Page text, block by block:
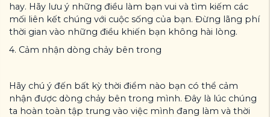
hay. Hãy lưu ý những điều làm bạn vui và tìm kiếm các
mối liên kết chúng với cuộc sống của bạn. Đừng lãng phí
thời gian vào những điều khiến bạn không hài lòng.
4. Cảm nhận dòng chảy bên trong
Hãy chú ý đến bất kỳ thời điểm nào bạn có thể cảm
nhận được dòng chảy bên trong mình. Đây là lúc chúng
ta hoàn toàn tập trung vào việc mình đang làm và thời